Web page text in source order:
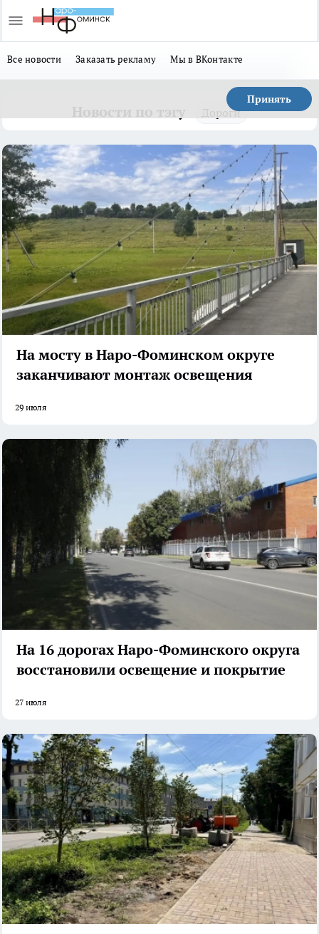
Все новости Заказать рекламу Мы в ВКонтакте
Принять
Дороги
На мосту в Наро-Фоминском округе
заканчивают монтаж освещения
29 июля
На 16 дорогах Наро-Фоминского округа
восстановили освещение и покрытие
27 июля